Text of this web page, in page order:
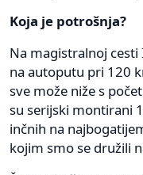
Koja je potrošnja?
Na magistralnoj
na autoputu pri 120
sve može niže s
su serijski montirani
inčnih na
kojim smo se družili